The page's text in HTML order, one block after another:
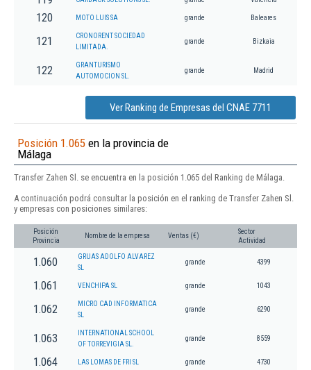
120 MOTO LUIS SA grande Baleares
121
CRONORENT SOCIEDAD
LIMITADA.
grande Bizkaia
122
GRANTURISMO
AUTOMOCION SL.
grande Madrid
Ver Ranking de Empresas del CNAE 7711
Posición 1.065 en la provincia de
Málaga
Transfer Zahen Sl. se encuentra en la posición 1.065 del Ranking de Málaga.
A continuación podrá consultar la posición en el ranking de Transfer Zahen Sl.
y empresas con posiciones similares:
Posición
Provincia
Nombre de la empresa Ventas (€)
Sector
Actividad
1.060
GRUAS ADOLFO ALVAREZ
SL
grande 4399
1.061 VENCHIPA SL grande 1043
1.062
MICRO CAD INFORMATICA
SL
grande 6290
1.063
INTERNATIONAL SCHOOL
OF TORREVIGIA SL.
grande 8559
1.064 LAS LOMAS DE FRI SL grande 4730